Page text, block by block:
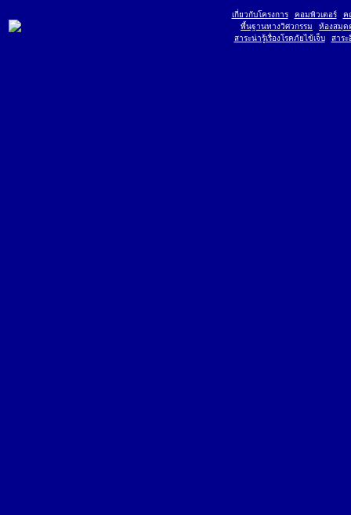
เกี่ยวกับโครงการ| คอมพิวเตอร์| ค
พื้นฐานทางวิศวกรรม | ห้องสมุด
สาระน่ารู้เรื่องโรคภัยไข้เจ็บ| สาระ